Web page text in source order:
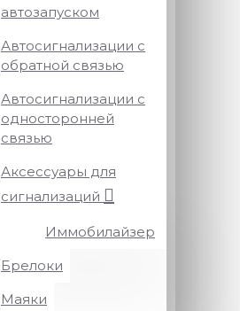
автозапуском
Автосигнализации с
обратной связью
Автосигнализации с
односторонней
связью
Аксессуары для
сигнализаций
Иммобилайзер
Брелоки
Маяки